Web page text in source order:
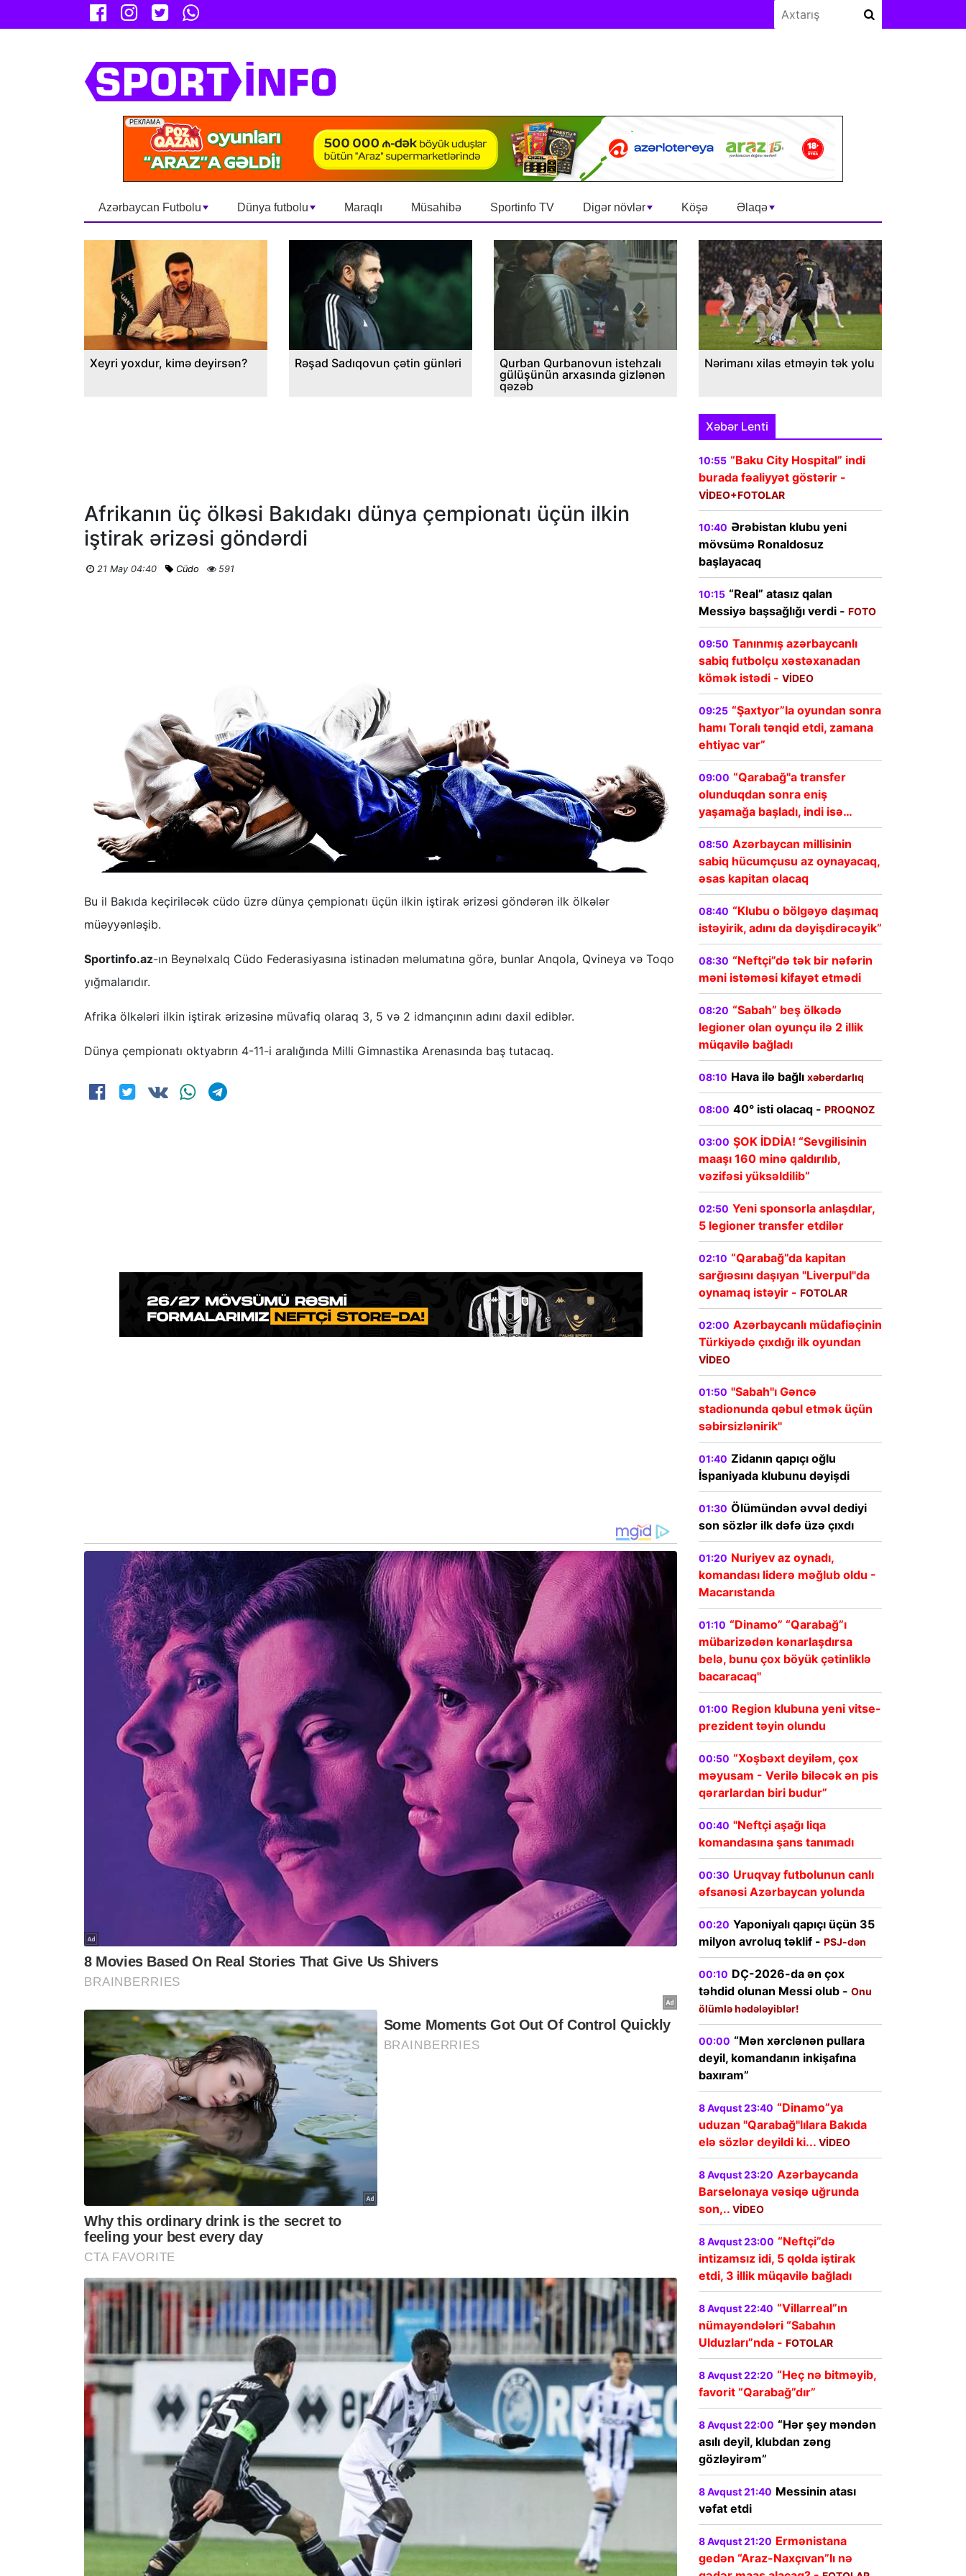
Azərbaycan Futbolu Dünya futbolu Maraqlı Müsahibə Sportinfo TV Digər növlər Köşə Əlaqə
Xeyri yoxdur, kimə deyirsən? Rəşad Sadıqovun çətin günləri
Qurban Qurbanovun istehzalı
gülüşünün arxasında gizlənən
qəzəb
Nərimanı xilas etməyin tək yolu
Afrikanın üç ölkəsi Bakıdakı dünya çempionatı üçün ilkin
iştirak ərizəsi göndərdi
21 May 04:40 Cüdo 591
Bu il Bakıda keçiriləcək cüdo üzrə dünya çempionatı üçün ilkin iştirak ərizəsi göndərən ilk ölkələr
müəyyənləşib.
Sportinfo.az-ın Beynəlxalq Cüdo Federasiyasına istinadən məlumatına görə, bunlar Anqola, Qvineya və Toqo
yığmalarıdır.
Afrika ölkələri ilkin iştirak ərizəsinə müvafiq olaraq 3, 5 və 2 idmançının adını daxil ediblər.
Dünya çempionatı oktyabrın 4-11-i aralığında Milli Gimnastika Arenasında baş tutacaq.
Xəbər Lenti
10:55 “Baku City Hospital” indi
burada fəaliyyət göstərir -
VİDEO+FOTOLAR
10:40 Ərəbistan klubu yeni
mövsümə Ronaldosuz
başlayacaq
10:15 “Real” atasız qalan
Messiyə başsağlığı verdi - FOTO
09:50 Tanınmış azərbaycanlı
sabiq futbolçu xəstəxanadan
kömək istədi - VİDEO
09:25 “Şaxtyor”la oyundan sonra
hamı Toralı tənqid etdi, zamana
ehtiyac var”
09:00 “Qarabağ"a transfer
olunduqdan sonra eniş
yaşamağa başladı, indi isə…
08:50 Azərbaycan millisinin
sabiq hücumçusu az oynayacaq,
əsas kapitan olacaq
08:40 “Klubu o bölgəyə daşımaq
istəyirik, adını da dəyişdirəcəyik”
08:30 “Neftçi”də tək bir nəfərin
məni istəməsi kifayət etmədi
08:20 “Sabah” beş ölkədə
legioner olan oyunçu ilə 2 illik
müqavilə bağladı
08:10 Hava ilə bağlı xəbərdarlıq
08:00 40° isti olacaq - PROQNOZ
03:00 ŞOK İDDİA! “Sevgilisinin
maaşı 160 minə qaldırılıb,
vəzifəsi yüksəldilib”
02:50 Yeni sponsorla anlaşdılar,
5 legioner transfer etdilər
02:10 “Qarabağ”da kapitan
sarğıəsını daşıyan "Liverpul"da
oynamaq istəyir - FOTOLAR
02:00 Azərbaycanlı müdafiəçinin
Türkiyədə çıxdığı ilk oyundan
VİDEO
01:50 "Sabah"ı Gəncə
stadionunda qəbul etmək üçün
səbirsizlənirik"
01:40 Zidanın qapıçı oğlu
İspaniyada klubunu dəyişdi
01:30 Ölümündən əvvəl dediyi
son sözlər ilk dəfə üzə çıxdı
01:20 Nuriyev az oynadı,
komandası liderə məğlub oldu -
Macarıstanda
01:10 “Dinamo” “Qarabağ”ı
mübarizədən kənarlaşdırsa
belə, bunu çox böyük çətinliklə
bacaracaq"
01:00 Region klubuna yeni vitse-
prezident təyin olundu
00:50 “Xoşbəxt deyiləm, çox
məyusam - Verilə biləcək ən pis
qərarlardan biri budur”
00:40 "Neftçi aşağı liqa
komandasına şans tanımadı
00:30 Uruqvay futbolunun canlı
əfsanəsi Azərbaycan yolunda
00:20 Yaponiyalı qapıçı üçün 35
milyon avroluq təklif - PSJ-dən
00:10 DÇ-2026-da ən çox
təhdid olunan Messi olub - Onu
ölümlə hədələyiblər!
00:00 “Mən xərclənən pullara
deyil, komandanın inkişafına
baxıram”
8 Avqust 23:40 “Dinamo”ya
uduzan "Qarabağ"lılara Bakıda
elə sözlər deyildi ki... VİDEO
8 Avqust 23:20 Azərbaycanda
Barselonaya vəsiqə uğrunda
son,.. VİDEO
8 Avqust 23:00 “Neftçi”də
intizamsız idi, 5 qolda iştirak
etdi, 3 illik müqavilə bağladı
8 Avqust 22:40 “Villarreal”ın
nümayəndələri “Sabahın
Ulduzları”nda - FOTOLAR
8 Avqust 22:20 “Heç nə bitməyib,
favorit “Qarabağ”dır”
8 Avqust 22:00 “Hər şey məndən
asılı deyil, klubdan zəng
gözləyirəm”
8 Avqust 21:40 Messinin atası
vəfat etdi
8 Avqust 21:20 Ermənistana
gedən “Araz-Naxçıvan”lı nə